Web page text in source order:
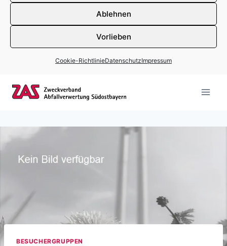
Ablehnen
Vorlieben
Cookie-RichtlinieDatenschutzImpressum
BESUCHERGRUPPEN